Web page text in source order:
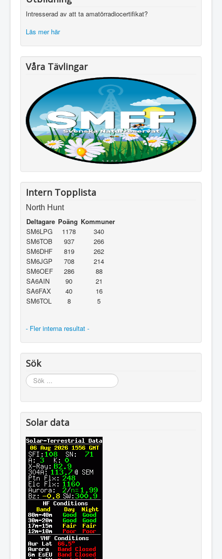
Intresserad av att ta amatörradiocertifikat?
Läs mer här
Våra Tävlingar
Intern Topplista
North Hunt
Deltagare Poäng Kommuner
SM6LPG
1178
340
SM6TOB
937
266
SM6DHF
819
262
SM6JGP
708
214
SM6OEF
286
88
SA6AIN
90
21
SA6FAX
40
16
SM6TOL
8 5
- Fler interna resultat -
Sök
Sök
...
Solar data